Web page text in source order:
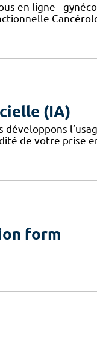
en ligne -
(IA)
développons
de votre prise
form